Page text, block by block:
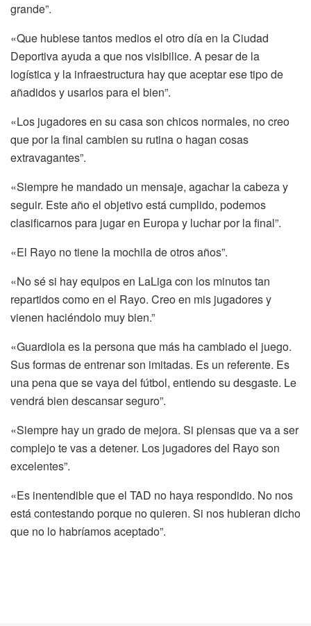
grande”.
«Que hubiese tantos medios el otro día en la Ciudad
Deportiva ayuda a que nos visibilice. A pesar de la
logística y la infraestructura hay que aceptar ese tipo de
añadidos y usarlos para el bien”.
«Los jugadores en su casa son chicos normales, no creo
que por la final cambien su rutina o hagan cosas
extravagantes”.
«Siempre he mandado un mensaje, agachar la cabeza y
seguir. Este año el objetivo está cumplido, podemos
clasificarnos para jugar en Europa y luchar por la final”.
«El Rayo no tiene la mochila de otros años”.
«No sé si hay equipos en LaLiga con los minutos tan
repartidos como en el Rayo. Creo en mis jugadores y
vienen haciéndolo muy bien.”
«Guardiola es la persona que más ha cambiado el juego.
Sus formas de entrenar son imitadas. Es un referente. Es
una pena que se vaya del fútbol, entiendo su desgaste. Le
vendrá bien descansar seguro”.
«Siempre hay un grado de mejora. Si piensas que va a ser
complejo te vas a detener. Los jugadores del Rayo son
excelentes”.
«Es inentendible que el TAD no haya respondido. No nos
está contestando porque no quieren. Si nos hubieran dicho
que no lo habríamos aceptado”.